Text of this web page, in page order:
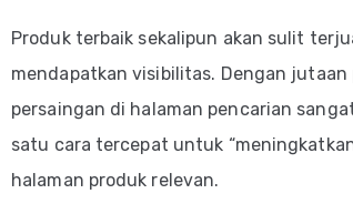
Produk terbaik sekalipun akan sulit
mendapatkan visibilitas. Dengan jutaan
persaingan di halaman pencarian
satu cara tercepat untuk
halaman produk relevan.